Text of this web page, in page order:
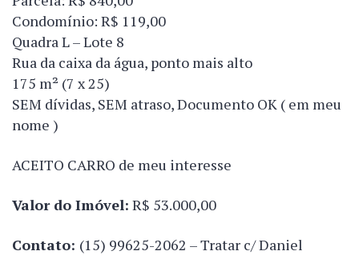
Condomínio: R$ 119,00
Quadra L – Lote 8
Rua da caixa da água, ponto mais alto
175 m² (7 x 25)
SEM dívidas, SEM atraso, Documento OK ( em meu
nome )
ACEITO CARRO de meu interesse
Valor do Imóvel: R$ 53.000,00
Contato: (15) 99625-2062 – Tratar c/ Daniel